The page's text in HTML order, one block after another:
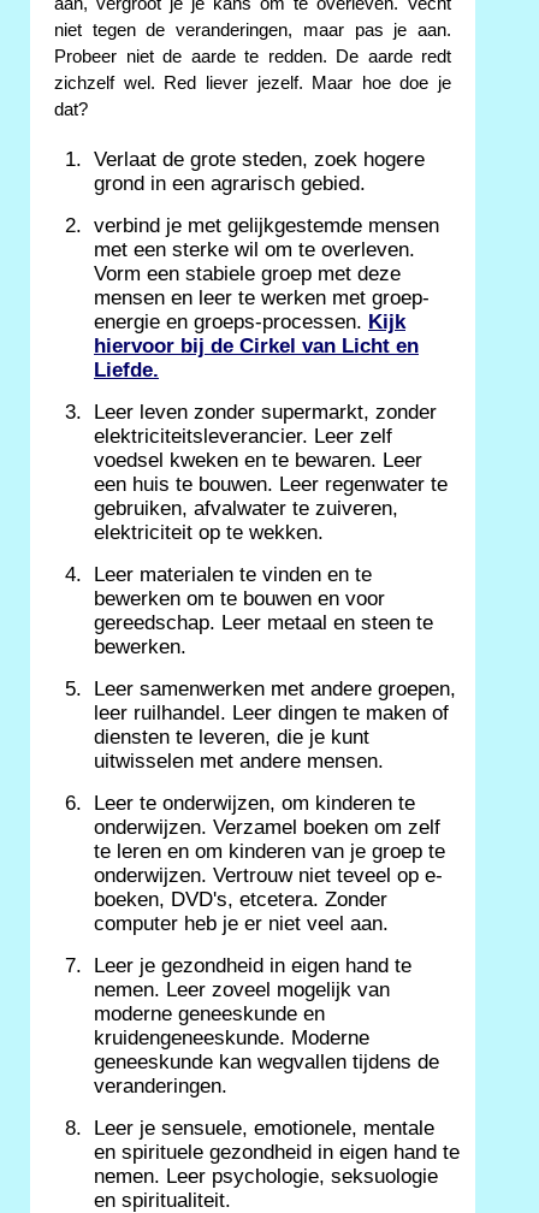
niet tegen de veranderingen, maar pas je aan.
Probeer niet de aarde te redden. De aarde redt
zichzelf wel. Red liever jezelf. Maar hoe doe je
dat?
Verlaat de grote steden, zoek hogere
grond in een agrarisch gebied.
verbind je met gelijkgestemde mensen
met een sterke wil om te overleven.
Vorm een stabiele groep met deze
mensen en leer te werken met groep-
energie en groeps-processen. Kijk
hiervoor bij de Cirkel van Licht en
Liefde.
Leer leven zonder supermarkt, zonder
elektriciteitsleverancier. Leer zelf
voedsel kweken en te bewaren. Leer
een huis te bouwen. Leer regenwater te
gebruiken, afvalwater te zuiveren,
elektriciteit op te wekken.
Leer materialen te vinden en te
bewerken om te bouwen en voor
gereedschap. Leer metaal en steen te
bewerken.
Leer samenwerken met andere groepen,
leer ruilhandel. Leer dingen te maken of
diensten te leveren, die je kunt
uitwisselen met andere mensen.
Leer te onderwijzen, om kinderen te
onderwijzen. Verzamel boeken om zelf
te leren en om kinderen van je groep te
onderwijzen. Vertrouw niet teveel op e-
boeken, DVD's, etcetera. Zonder
computer heb je er niet veel aan.
Leer je gezondheid in eigen hand te
nemen. Leer zoveel mogelijk van
moderne geneeskunde en
kruidengeneeskunde. Moderne
geneeskunde kan wegvallen tijdens de
veranderingen.
Leer je sensuele, emotionele, mentale
en spirituele gezondheid in eigen hand te
nemen. Leer psychologie, seksuologie
en spiritualiteit.